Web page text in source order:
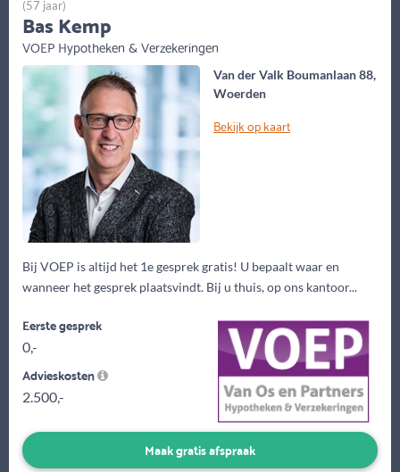
Van der Valk Boumanlaan 88,
Woerden
Bekijk op kaart
Bij VOEP is altijd het 1e gesprek gratis! U bepaalt waar en
wanneer het gesprek plaatsvindt. Bij u thuis, op ons kantoor...
(57 jaar)
Bas Kemp
VOEP Hypotheken & Verzekeringen
Eerste gesprek
0,-
Advieskosten
2.500,-
Maak gratis afspraak